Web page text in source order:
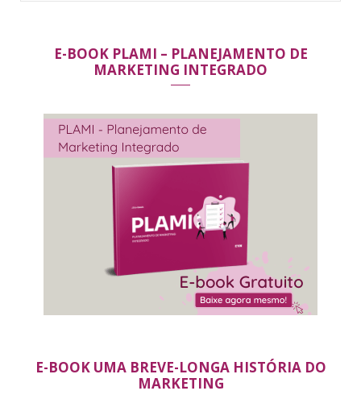
E-BOOK PLAMI – PLANEJAMENTO DE
MARKETING INTEGRADO
E-BOOK UMA BREVE-LONGA HISTÓRIA DO
MARKETING